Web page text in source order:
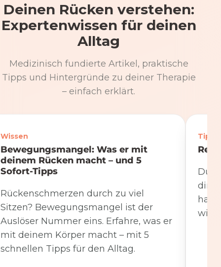
Deinen Rücken verstehen:
Expertenwissen für deinen
Alltag
Medizinisch fundierte Artikel, praktische
Tipps und Hintergründe zu deiner Therapie
– einfach erklärt.
Wissen
Bewegungsmangel: Was er mit
deinem Rücken macht – und 5
Sofort-Tipps
Rückenschmerzen durch zu viel
Sitzen? Bewegungsmangel ist der
Auslöser Nummer eins. Erfahre, was er
mit deinem Körper macht – mit 5
schnellen Tipps für den Alltag.
Tipps
Du
hat.